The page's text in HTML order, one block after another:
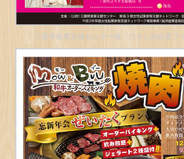
三重県産業支援センター様「ワタシ的起業フ